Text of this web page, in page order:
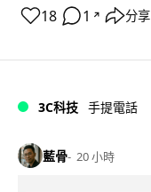
18 1 ↗ 分享
3C科技 手提電話
藍骨 20 小時